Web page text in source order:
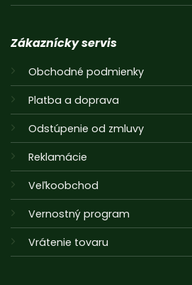
Zákaznícky servis
Obchodné podmienky
Platba a doprava
Odstúpenie od zmluvy
Reklamácie
Veľkoobchod
Vernostný program
Vrátenie tovaru